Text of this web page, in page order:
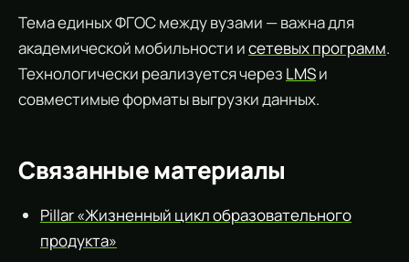
Тема единых ФГОС между вузами — важна для
академической мобильности исетевых программ.
Технологически реализуется через LMSи
совместимые форматы выгрузки данных.
Связанные материалы
Pillar «Жизненный цикл образовательного
продукта»